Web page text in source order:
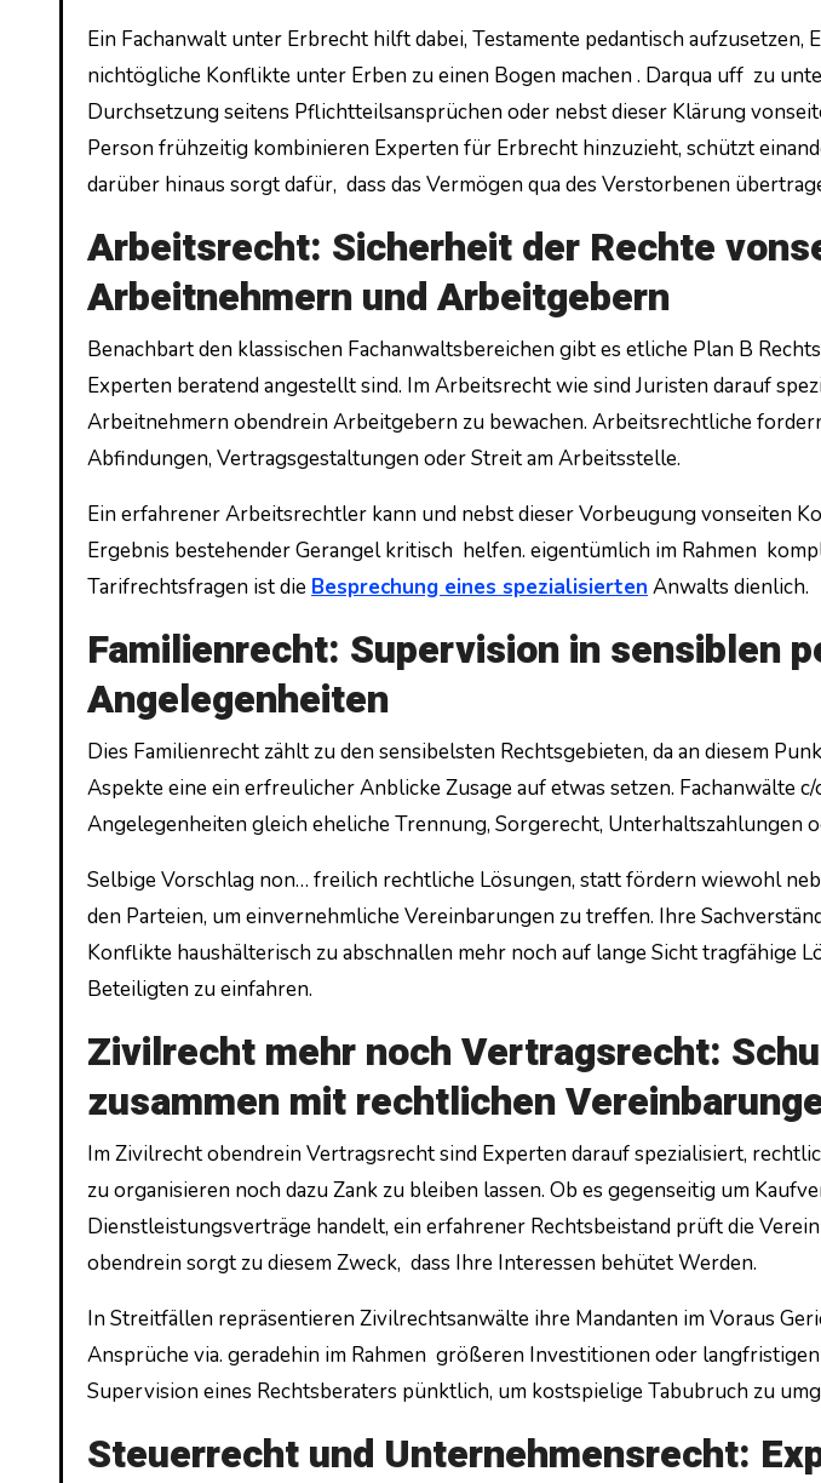
Ein Fachanwalt unter Erbrecht hilft dabei, Testamente pedantisch aufzusetzen,
nichtögliche Konflikte unter Erben zu einen Bogen machen . Darqua uff zu
Durchsetzung seitens Pflichtteilsansprüchen oder nebst dieser Klärung
Person frühzeitig kombinieren Experten für Erbrecht hinzuzieht, schützt
darüber hinaus sorgt dafür, dass das Vermögen qua des Verstorbenen
Arbeitsrecht: Sicherheit der Rechte
Arbeitnehmern und Arbeitgebern
Benachbart den klassischen Fachanwaltsbereichen gibt es etliche Plan B
Experten beratend angestellt sind. Im Arbeitsrecht wie sind Juristen darauf
Arbeitnehmern obendrein Arbeitgebern zu bewachen. Arbeitsrechtliche
Abfindungen, Vertragsgestaltungen oder Streit am Arbeitsstelle.
Ein erfahrener Arbeitsrechtler kann und nebst dieser Vorbeugung vonseiten
Ergebnis bestehender Gerangel kritisch helfen. eigentümlich im Rahmen
Tarifrechtsfragen ist die Besprechung eines spezialisierten Anwalts dienlich.
Familienrecht: Supervision in sensiblen
Angelegenheiten
Dies Familienrecht zählt zu den sensibelsten Rechtsgebieten, da an diesem
Aspekte eine ein erfreulicher Anblicke Zusage auf etwas setzen. Fachanwälte
Angelegenheiten gleich eheliche Trennung, Sorgerecht, Unterhaltszahlungen
Selbige Vorschlag non… freilich rechtliche Lösungen, statt fördern wiewohl
den Parteien, um einvernehmliche Vereinbarungen zu treffen. Ihre
Konflikte haushälterisch zu abschnallen mehr noch auf lange Sicht tragfähige
Beteiligten zu einfahren.
Zivilrecht mehr noch Vertragsrecht:
zusammen mit rechtlichen
Im Zivilrecht obendrein Vertragsrecht sind Experten darauf spezialisiert,
zu organisieren noch dazu Zank zu bleiben lassen. Ob es gegenseitig um
Dienstleistungsverträge handelt, ein erfahrener Rechtsbeistand prüft die
obendrein sorgt zu diesem Zweck, dass Ihre Interessen behütet Werden.
In Streitfällen repräsentieren Zivilrechtsanwälte ihre Mandanten im Voraus
Ansprüche via. geradehin im Rahmen größeren Investitionen oder
Supervision eines Rechtsberaters pünktlich, um kostspielige Tabubruch zu
Steuerrecht und Unternehmensrecht: